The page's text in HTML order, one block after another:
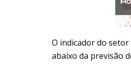
O indicador do setor
abaixo da previsão